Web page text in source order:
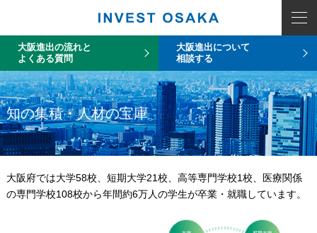
大阪進出の流れと
よくある質問
大阪進出について
相談する
知の集積・人材の宝庫
大阪府では大学58校、短期大学21校、高等専門学校1校、医療関係
の専門学校108校から年間約6万人の学生が卒業・就職しています。